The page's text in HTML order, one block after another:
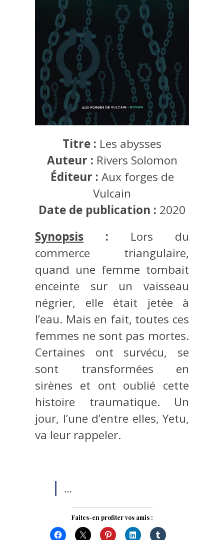
Titre : Les abysses
Auteur : Rivers Solomon
Éditeur : Aux forges de
Vulcain
Date de publication : 2020
Synopsis : Lors du
commerce triangulaire,
quand une femme tombait
enceinte sur un vaisseau
négrier, elle était jetée à
l’eau. Mais en fait, toutes ces
femmes ne sont pas mortes.
Certaines ont survécu, se
sont transformées en
sirènes et ont oublié cette
histoire traumatique. Un
jour, l’une d’entre elles, Yetu,
va leur rappeler.
…
Faites-en profiter vos amis :